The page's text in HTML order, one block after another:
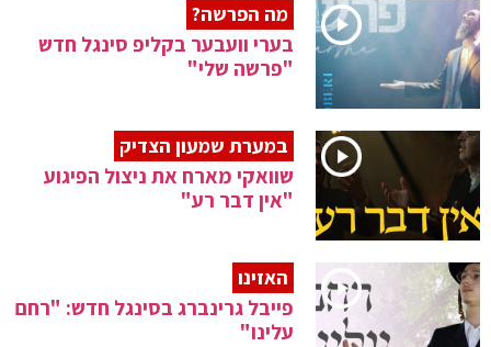
מה הפרשה?
בערי וועבער בקליפ סינגל חדש
"פרשה שלי"
במערת שמעון הצדיק
שוואקי מארח את ניצול הפיגוע
"אין דבר רע"
האזינו
פייבל גרינברג בסינגל חדש: "רחם
עלינו"